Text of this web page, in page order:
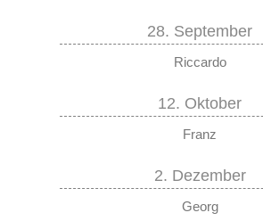
28. September
Riccardo
12. Oktober
Franz
2. Dezember
Georg